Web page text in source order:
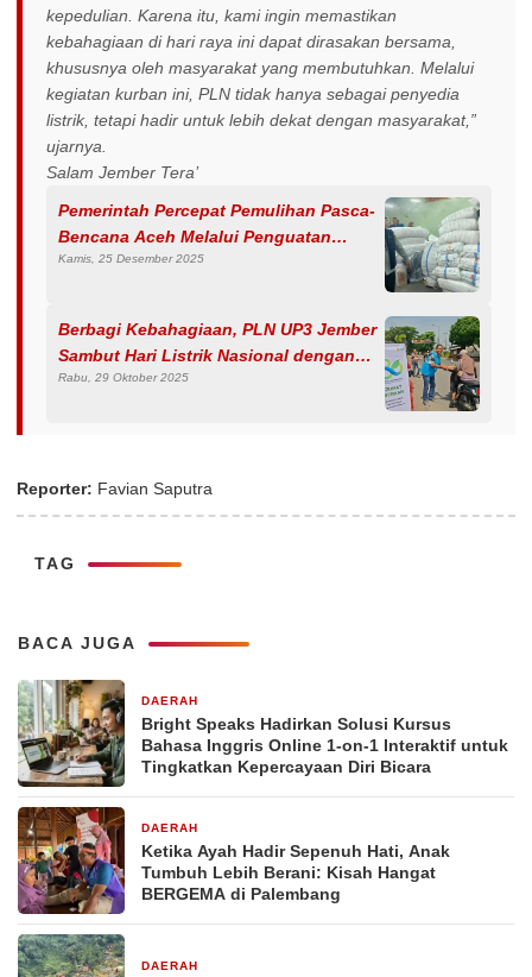
kepedulian. Karena itu, kami ingin memastikan
kebahagiaan di hari raya ini dapat dirasakan bersama,
khususnya oleh masyarakat yang membutuhkan. Melalui
kegiatan kurban ini, PLN tidak hanya sebagai penyedia
listrik, tetapi hadir untuk lebih dekat dengan masyarakat,”
ujarnya.
Salam Jember Tera’
Pemerintah Percepat Pemulihan Pasca-
Bencana Aceh Melalui Penguatan
Logistik dan Rehabilitasi Lahan
Kamis, 25 Desember 2025
Berbagi Kebahagiaan, PLN UP3 Jember
Sambut Hari Listrik Nasional dengan
Bagikan 1.000 Paket Makanan Untuk
Rabu, 29 Oktober 2025
Reporter: Favian Saputra
TAG
BACA JUGA
DAERAH
Bright Speaks Hadirkan Solusi Kursus
Bahasa Inggris Online 1-on-1 Interaktif untuk
Tingkatkan Kepercayaan Diri Bicara
DAERAH
Ketika Ayah Hadir Sepenuh Hati, Anak
Tumbuh Lebih Berani: Kisah Hangat
BERGEMA di Palembang
DAERAH